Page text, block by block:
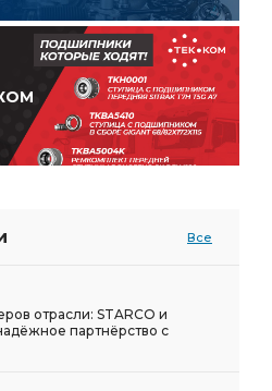
Все
отрасли: STARCO и
партнёрство с